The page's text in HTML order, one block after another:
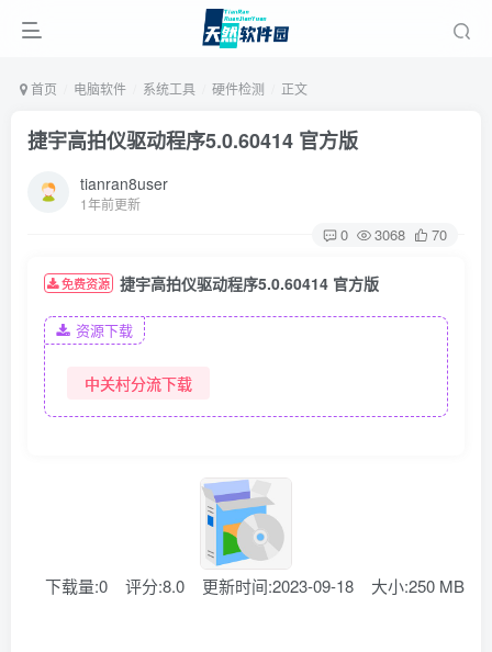
首页 电脑软件 系统工具 硬件检测 正文
捷宇高拍仪驱动程序5.0.60414 官方版
tianran8user
1年前更新
0 3068 70
免费资源 捷宇高拍仪驱动程序5.0.60414 官方版
资源下载
中关村分流下载
下载量:0 评分:8.0 更新时间:2023-09-18 大小:250 MB